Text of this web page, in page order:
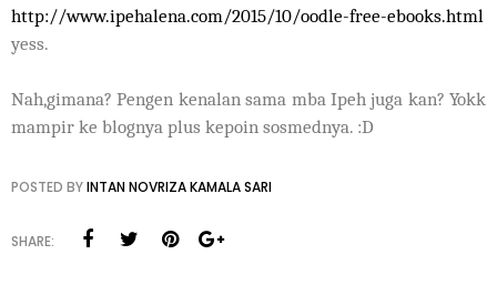
http://www.ipehalena.com/2015/10/oodle-free-ebooks.html
yess.
Nah,gimana? Pengen kenalan sama mba Ipeh juga kan? Yokk
mampir ke blognya plus kepoin sosmednya. :D
POSTED BYINTAN NOVRIZA KAMALA SARI
SHARE: